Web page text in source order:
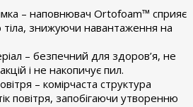
– наповнювач Ortofoam™ сприяє
знижуючи навантаження на
– безпечний для здоров’я, не
і не накопичує пил.
– комірчаста структура
повітря, запобігаючи утворенню